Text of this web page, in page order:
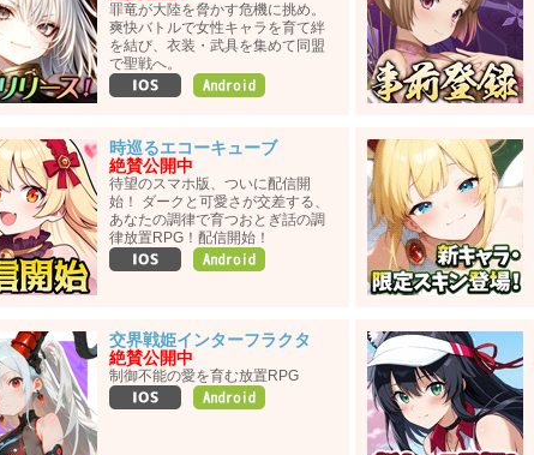
罪竜が大陸を脅かす危機に挑め。
爽快バトルで女性キャラを育て絆
を結び、衣装・武具を集めて同盟
で聖戦へ。
時巡るエコーキューブ
絶賛公開中
待望のスマホ版、ついに配信開
始！ ダークと可愛さが交差する、
あなたの調律で育つおとぎ話の調
律放置RPG！配信開始！
交界戦姫インターフラクタ
絶賛公開中
制御不能の愛を育む放置RPG